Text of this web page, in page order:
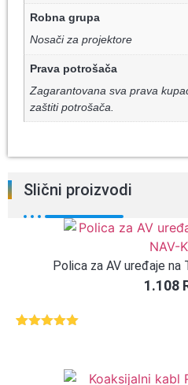
Robna grupa
Nosači za projektore
Prava potrošača
Zagarantovana sva prava
zaštiti potrošača.
Slični proizvodi
Polica za AV uređaje
1.108